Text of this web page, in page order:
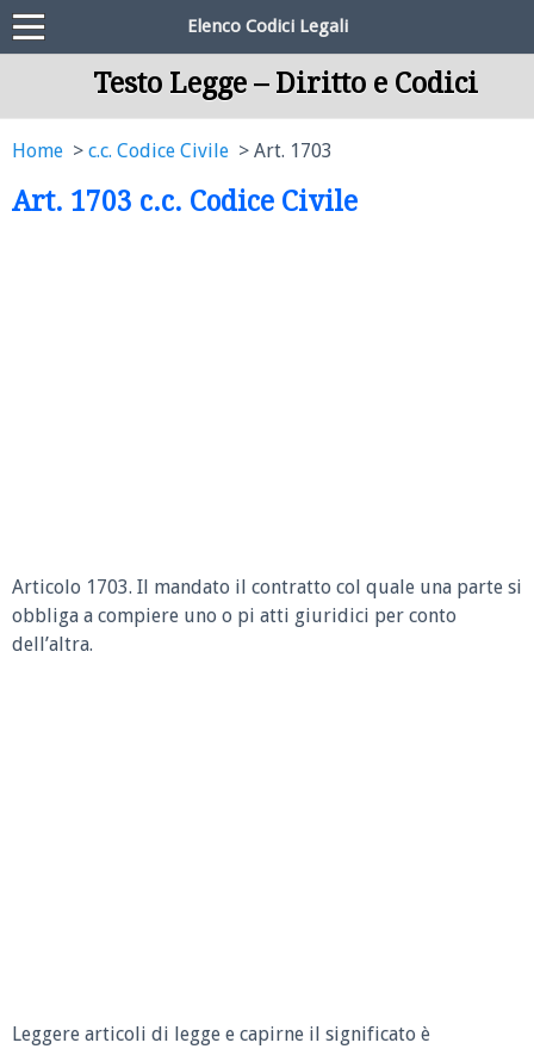
Elenco Codici Legali
Testo Legge – Diritto e Codici
Home c.c. Codice Civile Art. 1703
Art. 1703 c.c. Codice Civile
Articolo 1703. Il mandato il contratto col quale una parte si
obbliga a compiere uno o pi atti giuridici per conto
dell’altra.
Leggere articoli di legge e capirne il significato è